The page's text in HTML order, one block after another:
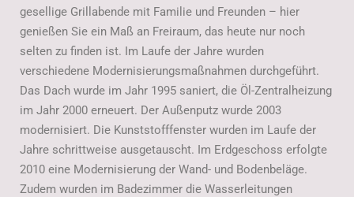
gesellige Grillabende mit Familie und Freunden – hier
genießen Sie ein Maß an Freiraum, das heute nur noch
selten zu finden ist. Im Laufe der Jahre wurden
verschiedene Modernisierungsmaßnahmen durchgeführt.
Das Dach wurde im Jahr 1995 saniert, die Öl-Zentralheizung
im Jahr 2000 erneuert. Der Außenputz wurde 2003
modernisiert. Die Kunststofffenster wurden im Laufe der
Jahre schrittweise ausgetauscht. Im Erdgeschoss erfolgte
2010 eine Modernisierung der Wand- und Bodenbeläge.
Zudem wurden im Badezimmer die Wasserleitungen